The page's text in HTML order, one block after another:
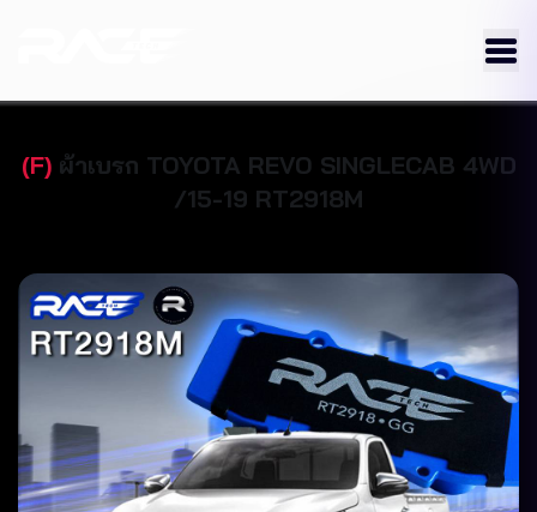
(F) ผ้าเบรก TOYOTA REVO SINGLECAB 4WD
/15-19 RT2918M